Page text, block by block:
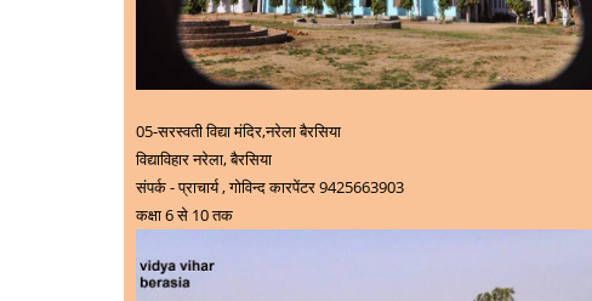
05-सरस्वती विद्या मंदिर,नरेला बैरसिया
विद्याविहार नरेला, बैरसिया
संपर्क - प्राचार्य ,गोविन्द कारपेंटर9425663903
कक्षा 6 से 10 तक